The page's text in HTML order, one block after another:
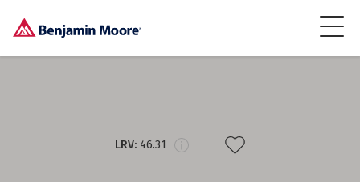
LRV: 46.31